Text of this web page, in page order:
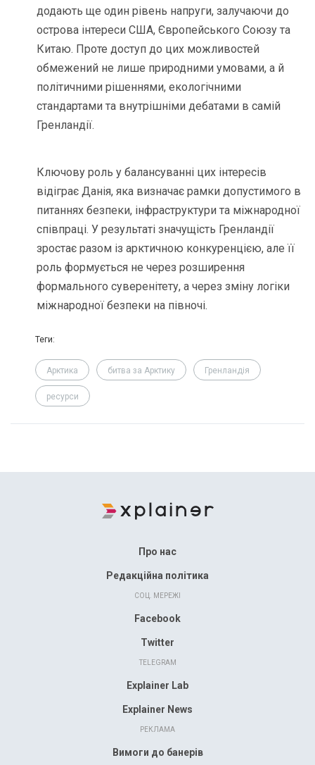
додають ще один рівень напруги, залучаючи до
острова інтереси США, Європейського Союзу та
Китаю. Проте доступ до цих можливостей
обмежений не лише природними умовами, а й
політичними рішеннями, екологічними
стандартами та внутрішніми дебатами в самій
Гренландії.
Ключову роль у балансуванні цих інтересів
відіграє Данія, яка визначає рамки допустимого в
питаннях безпеки, інфраструктури та міжнародної
співпраці. У результаті значущість Гренландії
зростає разом із арктичною конкуренцією, але її
роль формується не через розширення
формального суверенітету, а через зміну логіки
міжнародної безпеки на півночі.
Теги:
Арктика битва за Арктику Гренландія
ресурси
Про нас
Редакційна політика
СОЦ. МЕРЕЖІ
Facebook
Twitter
TELEGRAM
Explainer Lab
Explainer News
РЕКЛАМА
Вимоги до банерів